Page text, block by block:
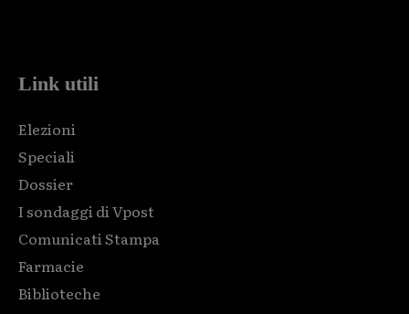
Link utili
Elezioni
Speciali
Dossier
I sondaggi di Vpost
Comunicati Stampa
Farmacie
Biblioteche